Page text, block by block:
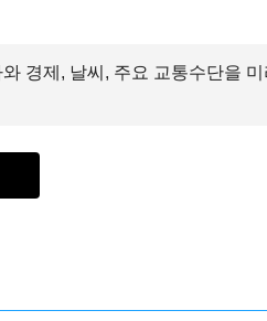
경제, 날씨, 주요 교통수단을